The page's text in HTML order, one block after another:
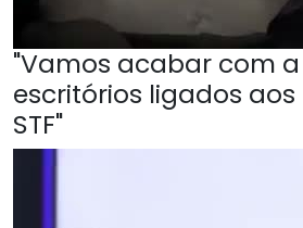
"Vamos acabar com
escritórios ligados
STF"